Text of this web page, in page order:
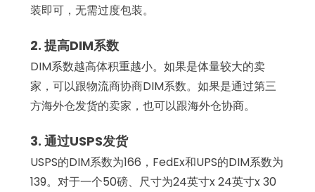
装即可，无需过度包装。
2. 提高DIM系数
DIM系数越高体积重越小。如果是体量较大的卖
家，可以跟物流商协商DIM系数。如果是通过第三
方海外仓发货的卖家，也可以跟海外仓协商。
3. 通过USPS发货
USPS的DIM系数为166，FedEx和UPS的DIM系数为
139。对于一个50磅、尺寸为24英寸x 24英寸x 30